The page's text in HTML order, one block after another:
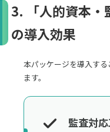
3. 「人的資本・
の導入効果
本パッケージを導入す
ます。
監査対